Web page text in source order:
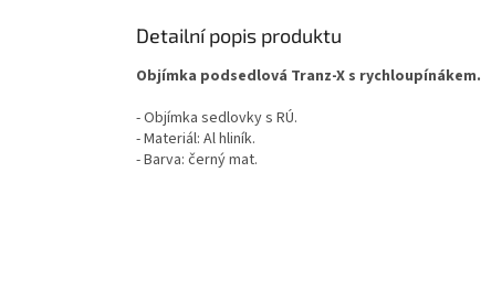
Detailní popis produktu
Objímka podsedlová Tranz-X s rychloupínákem.
- Objímka sedlovky s RÚ.
- Materiál: Al hliník.
- Barva: černý mat.